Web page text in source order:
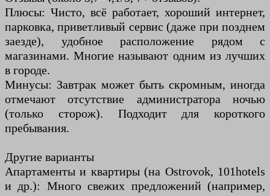
Плюсы: Чисто, всё работает, хороший интернет,
парковка, приветливый сервис (даже при позднем
заезде), удобное расположение рядом с
магазинами. Многие называют одним из лучших
в городе.
Минусы: Завтрак может быть скромным, иногда
отмечают отсутствие администратора ночью
(только сторож). Подходит для короткого
пребывания.
Другие варианты
Апартаменты и квартиры (на Ostrovok, 101hotels
и др.): Много свежих предложений (например,